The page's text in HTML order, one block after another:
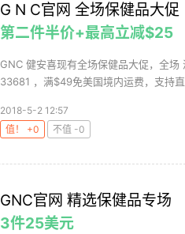
G N C官网 全场保健品大促
第二件半价+最高立减$25
GNC 健安喜现有全场保健品大促，全
33681 ，满$49免美国境内运费，支持
2018-5-2 12:57
值！ +0
不值 -0
GNC官网 精选保健品专场
3件25美元